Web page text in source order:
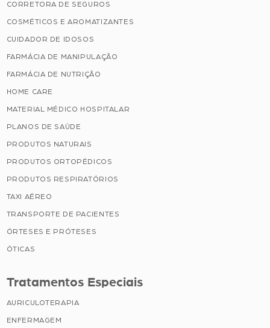
CORRETORA DE SEGUROS
COSMÉTICOS E AROMATIZANTES
CUIDADOR DE IDOSOS
FARMÁCIA DE MANIPULAÇÃO
FARMÁCIA DE NUTRIÇÃO
HOME CARE
MATERIAL MÉDICO HOSPITALAR
PLANOS DE SAÚDE
PRODUTOS NATURAIS
PRODUTOS ORTOPÉDICOS
PRODUTOS RESPIRATÓRIOS
TAXI AÉREO
TRANSPORTE DE PACIENTES
ÓRTESES E PRÓTESES
ÓTICAS
Tratamentos Especiais
AURICULOTERAPIA
ENFERMAGEM